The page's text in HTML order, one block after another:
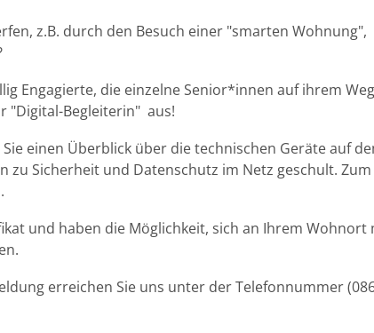
z.B. durch den Besuch einer "smarten
Engagierte, die einzelne Senior*innen auf ihrem
"Digital-Begleiterin" aus!
einen Überblick über die technischen Geräte auf
Sicherheit und Datenschutz im Netz geschult.
und haben die Möglichkeit, sich an Ihrem
erreichen Sie uns unter der Telefonnummer